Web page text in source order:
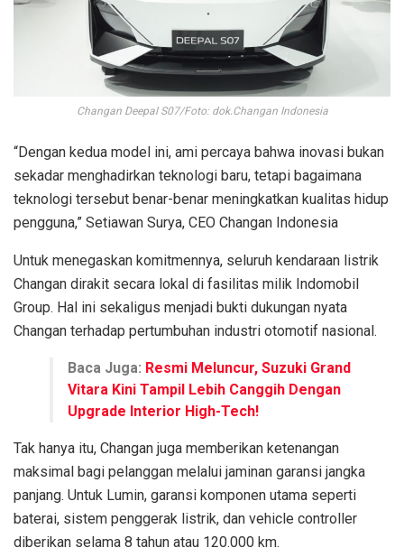
Changan Deepal S07/Foto: dok.Changan Indonesia
“Dengan kedua model ini, ami percaya bahwa inovasi bukan
sekadar menghadirkan teknologi baru, tetapi bagaimana
teknologi tersebut benar-benar meningkatkan kualitas hidup
pengguna,” Setiawan Surya, CEO Changan Indonesia
Untuk menegaskan komitmennya, seluruh kendaraan listrik
Changan dirakit secara lokal di fasilitas milik Indomobil
Group. Hal ini sekaligus menjadi bukti dukungan nyata
Changan terhadap pertumbuhan industri otomotif nasional.
Baca Juga: Resmi Meluncur, Suzuki Grand
Vitara Kini Tampil Lebih Canggih Dengan
Upgrade Interior High-Tech!
Tak hanya itu, Changan juga memberikan ketenangan
maksimal bagi pelanggan melalui jaminan garansi jangka
panjang. Untuk Lumin, garansi komponen utama seperti
baterai, sistem penggerak listrik, dan vehicle controller
diberikan selama 8 tahun atau 120.000 km.